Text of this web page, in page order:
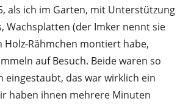
als ich im Garten, mit Unter­stützung
Wachsplatten (der Imker nennt sie
Holz-Rähmchen montiert habe,
auf Besuch. Beide waren so
eingestaubt, das war wirklich ein
haben ihnen mehrere Minuten